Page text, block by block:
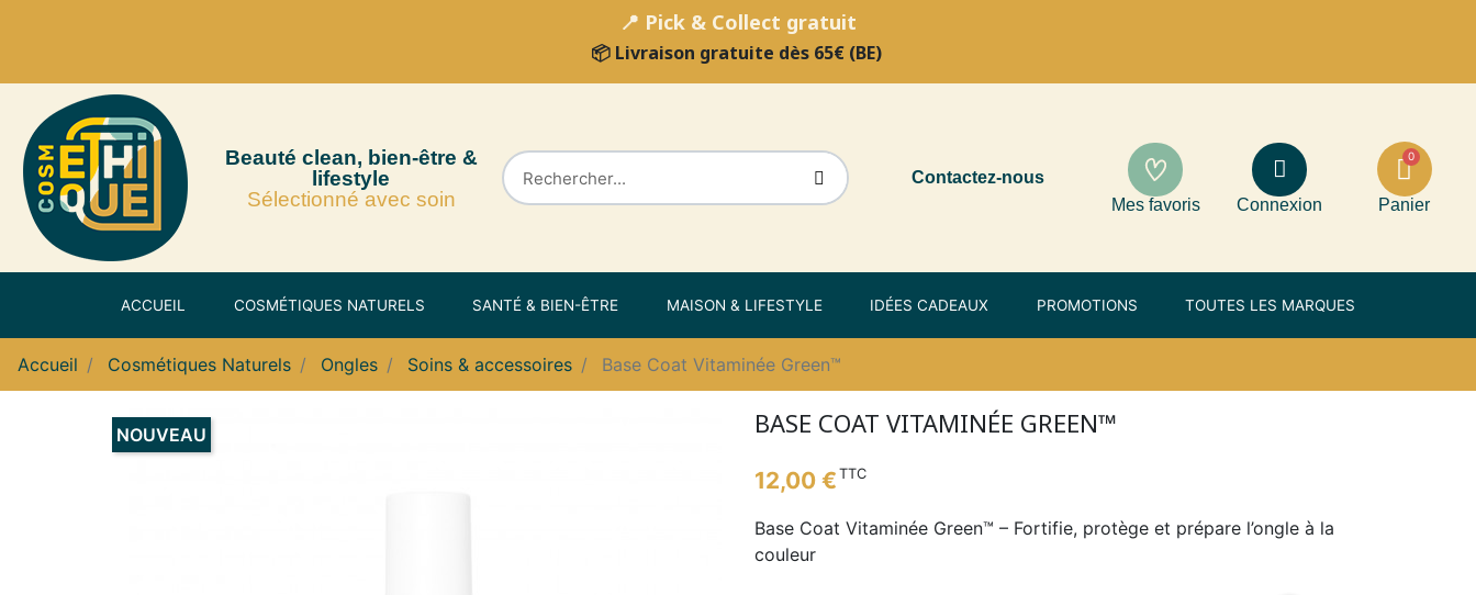
📍 Pick & Collect gratuit
📦 Livraison gratuite dès 65€ (BE)
Beauté clean, bien-être &
lifestyle
Sélectionné avec soin
Contactez-nous
Mes favoris
Connexion Panier
ACCUEIL COSMÉTIQUES NATURELS SANTÉ & BIEN-ÊTRE MAISON & LIFESTYLE IDÉES CADEAUX PROMOTIONS TOUTES LES MARQUES
Accueil Cosmétiques Naturels Ongles Soins & accessoires Base Coat Vitaminée Green™
NOUVEAU BASE COAT VITAMINÉE GREEN™
12,00 € TTC
Base Coat Vitaminée Green™ – Fortifie, protège et prépare l’ongle à la
couleur